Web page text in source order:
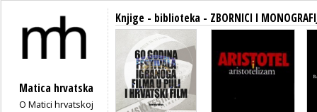
Matica hrvatska
O Matici hrvatskoj
Knjige - biblioteka - ZBORNICI I